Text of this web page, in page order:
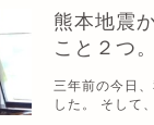
熊本地震
こと２つ
三年前の今日
した。 そして